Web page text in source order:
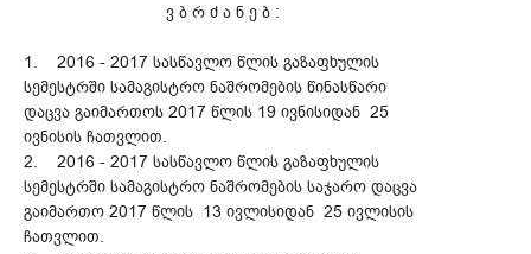
ვ ბ რ ძ ა ნ ე ბ :
1. 2016 - 2017 სასწავლო წლის გაზაფხულის
სემესტრში სამაგისტრო ნაშრომების წინასწარი
დაცვა გაიმართოს 2017 წლის 19 ივნისიდან 25
ივნისის ჩათვლით.
2. 2016 - 2017 სასწავლო წლის გაზაფხულის
სემესტრში სამაგისტრო ნაშრომების საჯარო დაცვა
გაიმართო 2017 წლის 13 ივლისიდან 25 ივლისის
ჩათვლით.